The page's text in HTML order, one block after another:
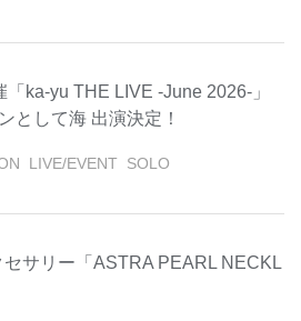
ka-yu THE LIVE -June 2026-」
として海 出演決定！
LIVE/EVENT SOLO
サリー「ASTRA PEARL NECKL